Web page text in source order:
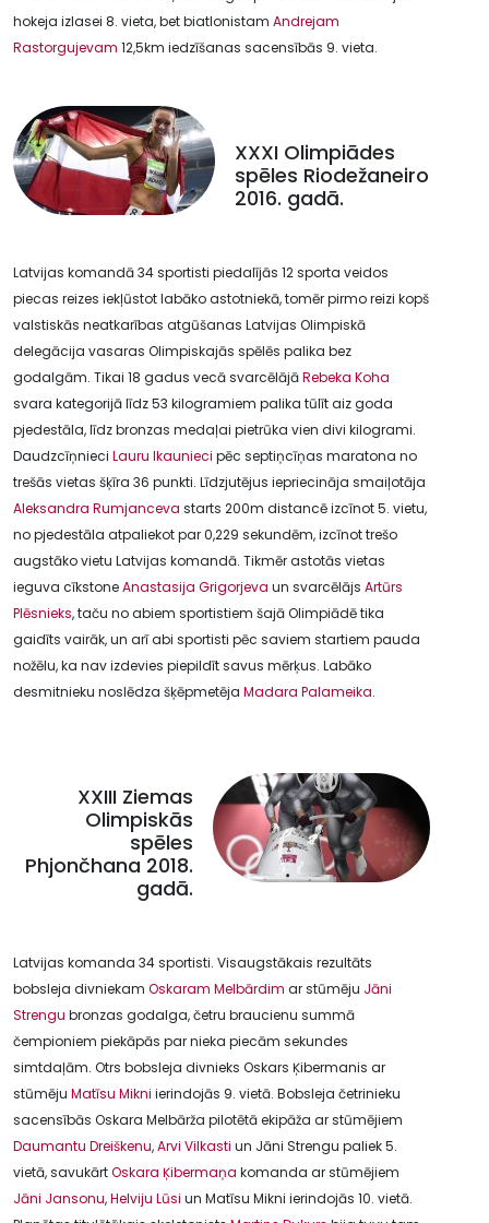
hokeja izlasei 8. vieta, bet biatlonistam Andrejam
Rastorgujevam 12,5km iedzīšanas sacensībās 9. vieta.
XXXI Olimpiādes
spēles Riodežaneiro
2016. gadā.
Latvijas komandā 34 sportisti piedalījās 12 sporta veidos
piecas reizes iekļūstot labāko astotniekā, tomēr pirmo reizi kopš
valstiskās neatkarības atgūšanas Latvijas Olimpiskā
delegācija vasaras Olimpiskajās spēlēs palika bez
godalgām. Tikai 18 gadus vecā svarcēlājāRebeka Koha
svara kategorijā līdz 53 kilogramiem palika tūlīt aiz goda
pjedestāla, līdz bronzas medaļai pietrūka vien divi kilogrami.
Daudzcīņnieci Lauru Ikaunieci pēc septiņcīņas maratona no
trešās vietas šķīra 36 punkti. Līdzjutējus iepriecināja smaiļotāja
Aleksandra Rumjanceva starts 200m distancē izcīnot 5. vietu,
no pjedestāla atpaliekot par 0,229 sekundēm, izcīnot trešo
augstāko vietu Latvijas komandā. Tikmēr astotās vietas
ieguva cīkstoneAnastasija Grigorjeva un svarcēlājs Artūrs
Plēsnieks, taču no abiem sportistiem šajā Olimpiādē tika
gaidīts vairāk, un arī abi sportisti pēc saviem startiem pauda
nožēlu, ka nav izdevies piepildīt savus mērķus. Labāko
desmitnieku noslēdza šķēpmetēja Madara Palameika.
XXIII Ziemas
Olimpiskās
spēles
Phjončhana 2018.
gadā.
Latvijas komanda 34 sportisti. Visaugstākais rezultāts
bobsleja divniekam Oskaram Melbārdim ar stūmēju Jāni
Strengu bronzas godalga, četru braucienu summā
čempioniem piekāpās par nieka piecām sekundes
simtdaļām. Otrs bobsleja divnieks Oskars Ķibermanis ar
stūmēju Matīsu Mikni ierindojās 9. vietā. Bobsleja četrinieku
sacensībās Oskara Melbārža pilotētā ekipāža ar stūmējiem
Daumantu Dreiškenu,Arvi Vilkasti un Jāni Strengu paliek 5.
vietā, savukārtOskara Ķibermaņa komanda ar stūmējiem
Jāni Jansonu,Helviju Lūsi un Matīsu Mikni ierindojās 10. vietā.